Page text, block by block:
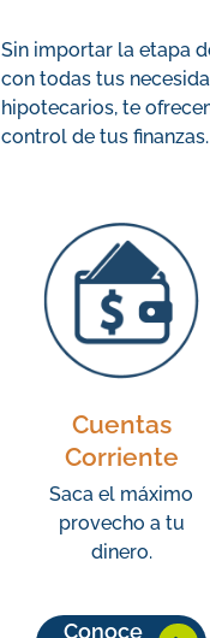
Sin importar la etapa
con todas tus
hipotecarios, te
control de tus finanzas.
Cuentas
Corriente
Saca el máximo
provecho a tu
dinero.
Conoce